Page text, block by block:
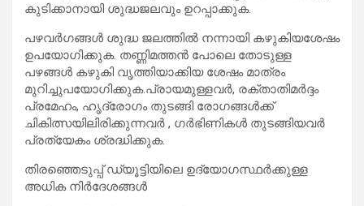
കുടിക്കാനായി ശുദ്ധജലവും ഉറപ്പാക്കുക.
പഴവർഗങ്ങൾ ശുദ്ധ ജലത്തിൽ നന്നായി കഴുകിയശേഷം
ഉപയോഗിക്കുക. തണ്ണിമത്തൻ പോലെ തോടുള്ള
പഴങ്ങൾ കഴുകി വൃത്തിയാക്കിയ ശേഷം മാത്രം
മുറിച്ചുപയോഗിക്കുക.പ്രായമുള്ളവർ, രക്താതിമർദ്ദം
പ്രമേഹം, ഹൃദ്രോഗം തുടങ്ങി രോഗങ്ങൾക്ക്
ചികിത്സയിലിരിക്കുന്നവർ , ഗർഭിണികൾ തുടങ്ങിയവർ
പ്രത്യേകം ശ്രദ്ധിക്കുക.
തിരഞ്ഞെടുപ്പ് ഡ്യൂട്ടിയിലെ ഉദ്യോഗസ്ഥർക്കുള്ള
അധിക നിർദേശങ്ങൾ